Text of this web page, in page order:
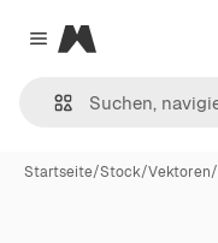
Close menu
Magnific
Startseite/Stock/Vektoren/